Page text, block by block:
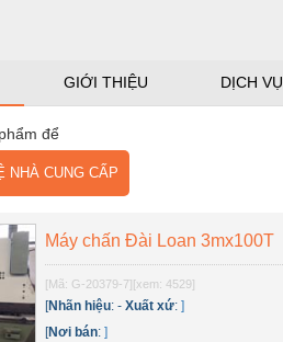
GIỚI THIỆU DỊCH VỤ
để
CUNG CẤP
Máy chấn Đài Loan 3mx100T
[Mã: G-20379-7][xem: 4529]
[Nhãn hiệu:-Xuất xứ:]
[Nơi bán:]